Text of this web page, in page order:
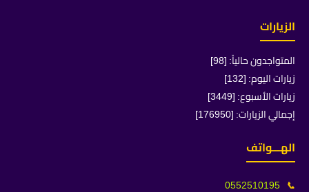
الزيارات
المتواجدون حالياً: [98]
زيارات اليوم: [132]
زيارات الأسبوع: [3449]
إجمالي الزيارات: [176950]
الهـــواتف
📞
0552510195